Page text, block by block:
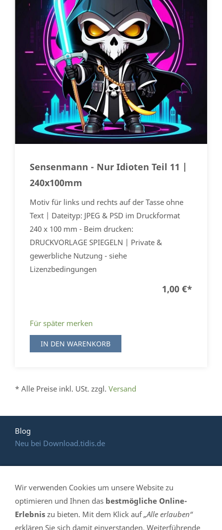
Sensenmann - Nur Idioten Teil 11 |
240x100mm
Motiv für links und rechts auf der Tasse ohne
Text | Dateityp: JPEG & PSD im Druckformat
240 x 100 mm - Beim drucken:
DRUCKVORLAGE SPIEGELN | Private &
gewerbliche Nutzung - siehe
Lizenzbedingungen
1,00 €*
Für später merken
IN DEN WARENKORB
* Alle Preise inkl. USt. zzgl. Versand
Blog
Neu bei Download.tidis.de
HOTLINE: (035 365)
Wir verwenden Cookies um unsere Website zu
optimieren und Ihnen das bestmögliche Online-
Erlebnis zu bieten. Mit dem Klick auf„Alle erlauben“
erklären Sie sich damit einverstanden. Weiterführende